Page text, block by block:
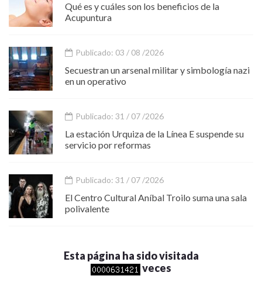
Qué es y cuáles son los beneficios de la
Acupuntura
Publicado: 03 / 08 /2026
Secuestran un arsenal militar y simbología nazi
en un operativo
Publicado: 31 / 07 /2026
La estación Urquiza de la Línea E suspende su
servicio por reformas
Publicado: 31 / 07 /2026
El Centro Cultural Aníbal Troilo suma una sala
polivalente
Esta página ha sido visitada
veces